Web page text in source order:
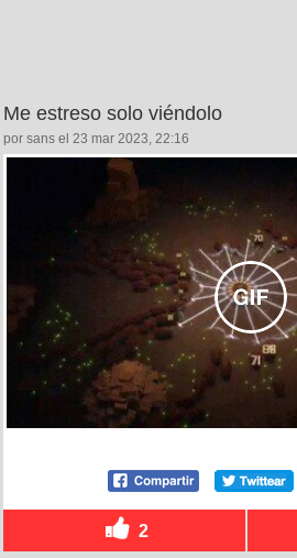
Me estreso solo viéndolo
por sans el 23 mar 2023, 22:16
2